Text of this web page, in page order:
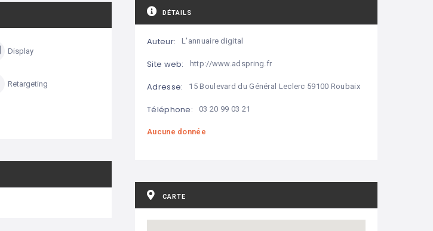
Display
Retargeting
DÉTAILS
Auteur: L'annuaire digital
Site web: http://www.adspring.fr
Adresse: 15 Boulevard du Général Leclerc 59100 Roubaix
Téléphone: 03 20 99 03 21
Aucune donnée
CARTE